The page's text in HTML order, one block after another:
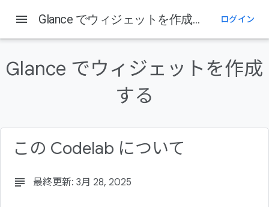
1. 始める前に
2. セットアップする
スターター コードを取得する
menu Glance でウィジェットを作成する ログイン
Glance でウィジェットを作成
する
この Codelab について
subject 最終更新: 3月 28, 2025